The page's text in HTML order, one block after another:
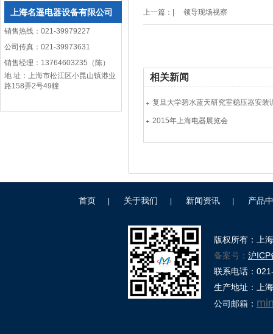
上海名遥电器设备有限公司
销售热线：021-39979227
公司传真：021-39973631
销售经理：13764603235（陈）
地 址：上海市松江区小昆山镇港业
路158弄2号49幢
上一篇：| 领导现场视察
相关新闻
复旦大学碧水蓝天研究室稳压器安装
2015年上海电器展览会
首页 关于我们 新闻资讯 产品
版权所有：上
备案号： 沪
联系电话：
生产地址：上
公司邮箱：